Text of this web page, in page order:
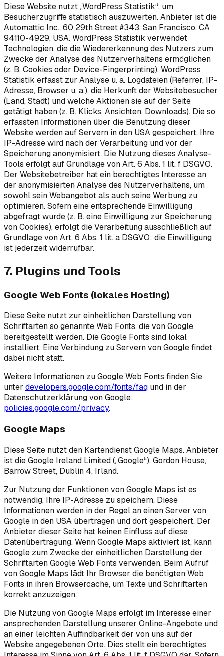
Diese Website nutzt „WordPress Statistik“, um
Besucherzugriffe statistisch auszuwerten. Anbieter ist die
Automattic Inc., 60 29th Street #343, San Francisco, CA
94110-4929, USA. WordPress Statistik verwendet
Technologien, die die Wiedererkennung des Nutzers zum
Zwecke der Analyse des Nutzerverhaltens ermöglichen
(z. B. Cookies oder Device-Fingerprinting). WordPress
Statistik erfasst zur Analyse u. a. Logdateien (Referrer, IP-
Adresse, Browser u. a.), die Herkunft der Websitebesucher
(Land, Stadt) und welche Aktionen sie auf der Seite
getätigt haben (z. B. Klicks, Ansichten, Downloads). Die so
erfassten Informationen über die Benutzung dieser
Website werden auf Servern in den USA gespeichert. Ihre
IP-Adresse wird nach der Verarbeitung und vor der
Speicherung anonymisiert. Die Nutzung dieses Analyse-
Tools erfolgt auf Grundlage von Art. 6 Abs. 1 lit. f DSGVO.
Der Websitebetreiber hat ein berechtigtes Interesse an
der anonymisierten Analyse des Nutzerverhaltens, um
sowohl sein Webangebot als auch seine Werbung zu
optimieren. Sofern eine entsprechende Einwilligung
abgefragt wurde (z. B. eine Einwilligung zur Speicherung
von Cookies), erfolgt die Verarbeitung ausschließlich auf
Grundlage von Art. 6 Abs. 1 lit. a DSGVO; die Einwilligung
ist jederzeit widerrufbar.
7. Plugins und Tools
Google Web Fonts (lokales Hosting)
Diese Seite nutzt zur einheitlichen Darstellung von
Schriftarten so genannte Web Fonts, die von Google
bereitgestellt werden. Die Google Fonts sind lokal
installiert. Eine Verbindung zu Servern von Google findet
dabei nicht statt.
Weitere Informationen zu Google Web Fonts finden Sie
unter developers.google.com/fonts/faq und in der
Datenschutzerklärung von Google:
policies.google.com/privacy.
Google Maps
Diese Seite nutzt den Kartendienst Google Maps. Anbieter
ist die Google Ireland Limited („Google“), Gordon House,
Barrow Street, Dublin 4, Irland.
Zur Nutzung der Funktionen von Google Maps ist es
notwendig, Ihre IP-Adresse zu speichern. Diese
Informationen werden in der Regel an einen Server von
Google in den USA übertragen und dort gespeichert. Der
Anbieter dieser Seite hat keinen Einfluss auf diese
Datenübertragung. Wenn Google Maps aktiviert ist, kann
Google zum Zwecke der einheitlichen Darstellung der
Schriftarten Google Web Fonts verwenden. Beim Aufruf
von Google Maps lädt Ihr Browser die benötigten Web
Fonts in ihren Browsercache, um Texte und Schriftarten
korrekt anzuzeigen.
Die Nutzung von Google Maps erfolgt im Interesse einer
ansprechenden Darstellung unserer Online-Angebote und
an einer leichten Auffindbarkeit der von uns auf der
Website angegebenen Orte. Dies stellt ein berechtigtes